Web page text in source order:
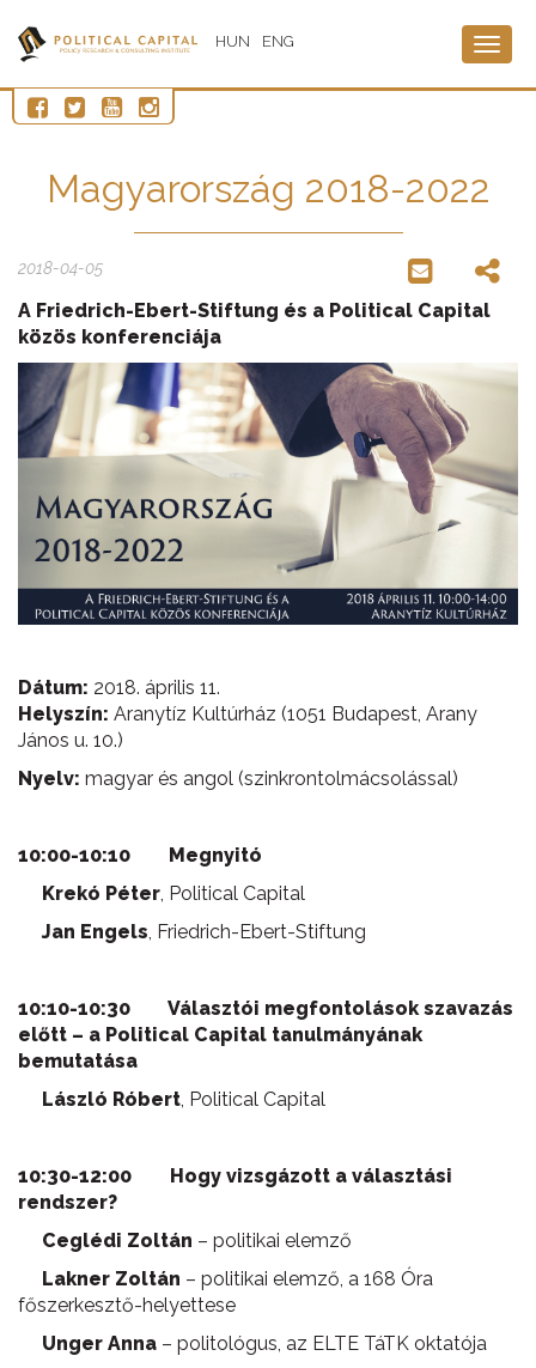
HUN ENG
Magyarország 2018-2022
2018-04-05
A Friedrich-Ebert-Stiftung és a Political Capital
közös konferenciája
Dátum: 2018. április 11.
Helyszín: Aranytíz Kultúrház (1051 Budapest, Arany
János u. 10.)
Nyelv: magyar és angol (szinkrontolmácsolással)
10:00-10:10 Megnyitó
Krekó Péter , Political Capital
Jan Engels , Friedrich-Ebert-Stiftung
10:10-10:30 Választói megfontolások szavazás
előtt – a Political Capital tanulmányának
bemutatása
László Róbert , Political Capital
10:30-12:00
Hogy vizsgázott a választási
rendszer?
Ceglédi Zoltán – politikai elemző
Lakner Zoltán – politikai elemző, a 168 Óra
főszerkesztő-helyettese
Unger Anna – politológus, az ELTE TáTK oktatója